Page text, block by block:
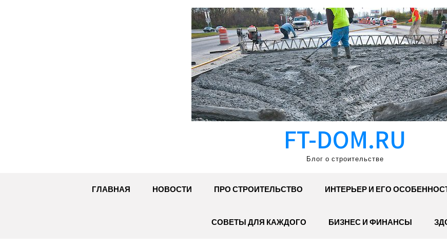
FT-DOM.RU
Блог о строительстве
ГЛАВНАЯ НОВОСТИ ПРО СТРОИТЕЛЬСТВО ИНТЕРЬЕР И ЕГО
СОВЕТЫ ДЛЯ КАЖДОГО БИЗНЕС И ФИНАНСЫ